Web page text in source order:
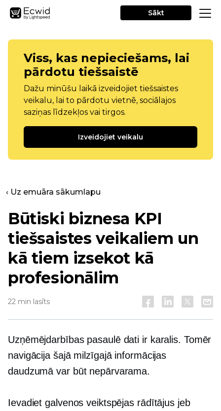
Sākt
Viss, kas nepieciešams, lai
pārdotu tiešsaistē
Dažu minūšu laikā izveidojiet tiešsaistes
veikalu, lai to pārdotu vietnē, sociālajos
saziņas līdzekļos vai tirgos.
Izveidojiet veikalu
‹ Uz emuāra sākumlapu
Būtiski biznesa KPI
tiešsaistes veikaliem un
kā tiem izsekot kā
profesionālim
22 min lasīts
Uzņēmējdarbības pasaulē dati ir karalis. Tomēr
navigācija šajā milzīgajā informācijas
daudzumā var būt nepārvarama.
Ievadiet galvenos veiktspējas rādītājus jeb